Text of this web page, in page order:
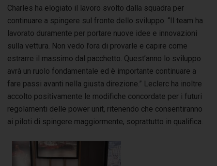
Charles ha elogiato il lavoro svolto dalla squadra per
continuare a spingere sul fronte dello sviluppo. “Il team ha
lavorato duramente per portare nuove idee e innovazioni
sulla vettura. Non vedo l’ora di provarle e capire come
estrarre il massimo dal pacchetto. Quest’anno lo sviluppo
avrà un ruolo fondamentale ed è importante continuare a
fare passi avanti nella giusta direzione.” Leclerc ha inoltre
accolto positivamente le modifiche concordate per i futuri
regolamenti delle power unit, ritenendo che consentiranno
ai piloti di spingere maggiormente, soprattutto in qualifica.